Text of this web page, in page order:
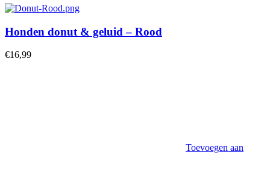
Honden donut & geluid – Rood
€16,99
Toevoegen aan